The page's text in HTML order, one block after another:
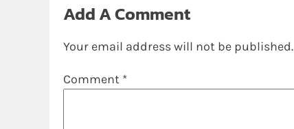
Add A Comment
Your email address will not be published.
Comment *